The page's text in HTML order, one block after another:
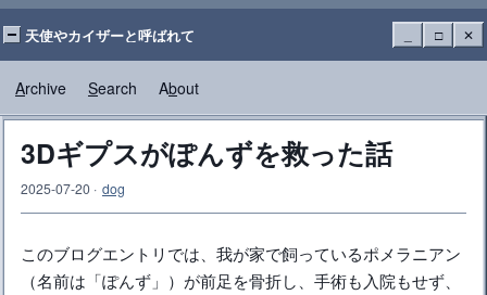
天使やカイザーと呼ばれて □ ✕
Archive Search About
3Dギプスがぽんずを救った話
2025-07-20 · dog
このブログエントリでは、我が家で飼っているポメラニアン
（名前は「ぽんず」）が前足を骨折し、手術も入院もせず、